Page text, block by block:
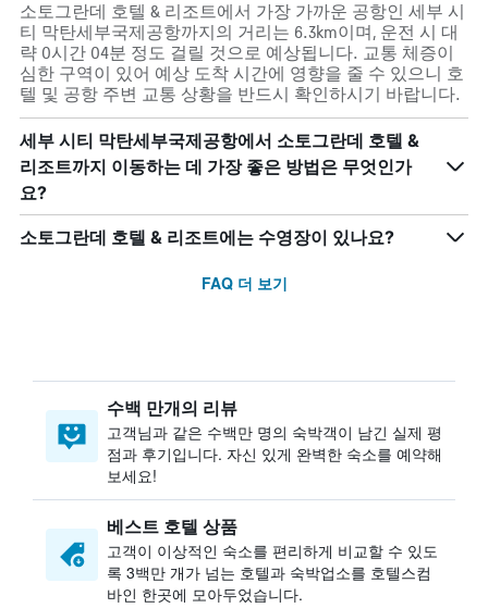
소토그란데 호텔 & 리조트에서 가장 가까운 공항인 세부 시
티 막탄세부국제공항까지의 거리는 6.3km이며, 운전 시 대
략 0시간 04분 정도 걸릴 것으로 예상됩니다. 교통 체증이
심한 구역이 있어 예상 도착 시간에 영향을 줄 수 있으니 호
텔 및 공항 주변 교통 상황을 반드시 확인하시기 바랍니다.
세부 시티 막탄세부국제공항에서 소토그란데 호텔 &
리조트까지 이동하는 데 가장 좋은 방법은 무엇인가
요?
소토그란데 호텔 & 리조트에는 수영장이 있나요?
FAQ 더 보기
수백 만개의 리뷰
고객님과 같은 수백만 명의 숙박객이 남긴 실제 평
점과 후기입니다. 자신 있게 완벽한 숙소를 예약해
보세요!
베스트 호텔 상품
고객이 이상적인 숙소를 편리하게 비교할 수 있도
록 3백만 개가 넘는 호텔과 숙박업소를 호텔스컴
바인 한곳에 모아두었습니다.